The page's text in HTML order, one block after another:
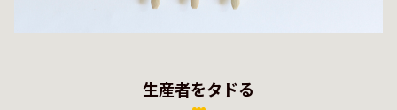
生産者をタドる